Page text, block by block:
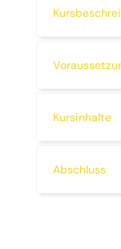
Kursinhalte
Abschluss